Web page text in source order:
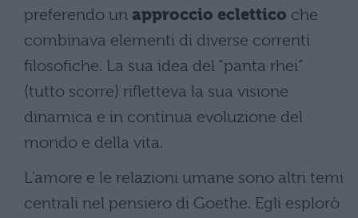
preferendo un approccio eclettico che
combinava elementi di diverse correnti
filosofiche. La sua idea del “panta rhei”
(tutto scorre) rifletteva la sua visione
dinamica e in continua evoluzione del
mondo e della vita.
L’amore e le relazioni umane sono altri temi
centrali nel pensiero di Goethe. Egli esplorò